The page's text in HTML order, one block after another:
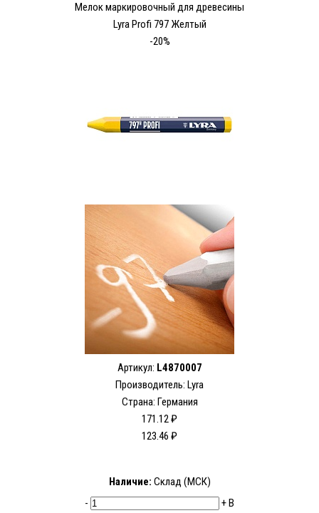
Мелок маркировочный для древесины
Lyra Profi 797 Желтый
-20%
Артикул: L4870007
Производитель: Lyra
Страна: Германия
171.12 ₽
123.46 ₽
Наличие: Склад (МСК)
-
+В